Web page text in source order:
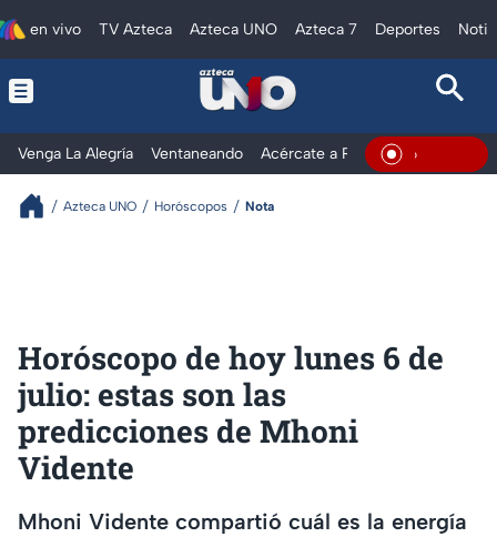
en vivo TV Azteca Azteca UNO Azteca 7 Deportes
Venga La Alegría Ventaneando Acércate a Rocío Al ExtremoEn Vivo
Azteca UNO Horóscopos Nota
Horóscopo de hoy lunes 6 de
julio: estas son las
predicciones de Mhoni
Vidente
Mhoni Vidente compartió cuál es la energía